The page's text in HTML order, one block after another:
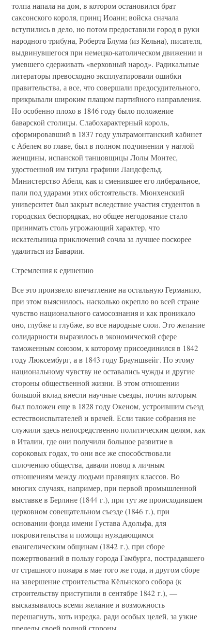
толпа напала на дом, в котором остановился брат
саксонского короля, принц Иоанн; войска сначала
вступились в дело, но потом предоставили город в руки
народного трибуна, Роберта Блума (из Кельна), писателя,
выдвинувшегося при немецко-католическом движении и
умевшего сдерживать «верховный народ». Радикальные
литераторы превосходно эксплуатировали ошибки
правительства, а все, что совершали предосудительного,
прикрывали широким плащом партийного направления.
Но особенно плохо в 1846 году было положение
баварской столицы. Слабохарактерный король,
сформировавший в 1837 году ультрамонтанский кабинет
с Абелем во главе, был в полном подчинении у наглой
женщины, испанской танцовщицы Лолы Монтес,
удостоенной им титула графини Ландсфельд.
Министерство Абеля, как и сменившее его либеральное,
пали под ударами этих обстоятельств. Мюнхенский
университет был закрыт вследствие участия студентов в
городских беспорядках, но общее негодование стало
принимать столь угрожающий характер, что
искательница приключений сочла за лучшее поскорее
удалиться из Баварии.
Стремления к единению
Все это произвело впечатление на остальную Германию,
при этом выяснилось, насколько окрепло во всей стране
чувство национального самосознания и как проникало
оно, глубже и глубже, во все народные слои. Это желание
солидарности выразилось в экономической сфере
таможенным союзом, к которому присоединился в 1842
году Люксембург, а в 1843 году Брауншвейг. Но этому
национальному чувству не оставались чужды и другие
стороны общественной жизни. В этом отношении
большой вклад внесли научные съезды, почин которым
был положен еще в 1828 году Океном, устроившим съезд
естествоиспытателей и врачей. Если такие собрания не
служили здесь непосредственно политическим целям, как
в Италии, где они получили большое развитие в
сороковых годах, то они все же способствовали
сплочению общества, давали повод к личным
отношениям между людьми правящих классов. Во
многих случаях, например, при первой промышленной
выставке в Берлине (1844 г.), при тут же происходившем
церковном совещательном съезде (1846 г.), при
основании фонда имени Густава Адольфа, для
покровительства и помощи нуждающимся
евангелическим общинам (1842 г.), при сборе
пожертвований в пользу города Гамбурга, пострадавшего
от страшного пожара в мае того же года, и другом сборе
на завершение строительства Кёльнского собора (к
строительству приступили в сентябре 1842 г.), —
высказывалось всеми желание и возможность
перешагнуть, хоть изредка, ради особых целей, за узкие
пределы своей родной стороны.